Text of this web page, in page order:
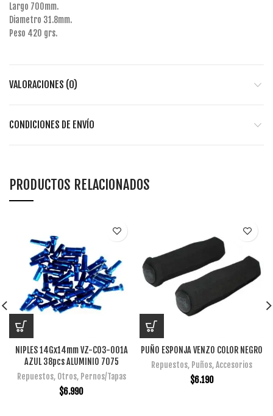
Largo 700mm.
Diametro 31.8mm.
Peso 420 grs.
VALORACIONES (0)
CONDICIONES DE ENVÍO
PRODUCTOS RELACIONADOS
NIPLES 14Gx14mm VZ-C03-001A
AZUL 38pcs ALUMINIO 7075
Repuestos, Otros, Pernos/Tapas
$6.990
PUÑO ESPONJA VENZO COLOR NEGRO
Repuestos, Puños,Accesorios
$6.190